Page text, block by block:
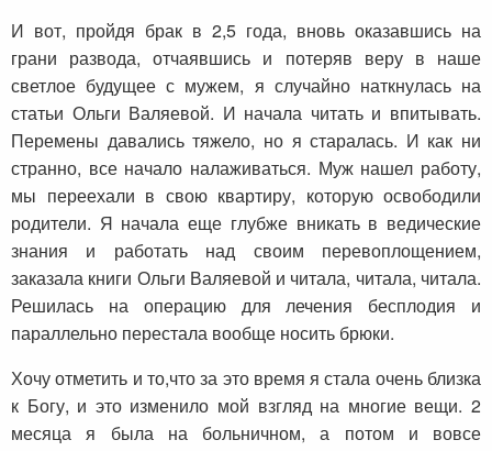
И вот, пройдя брак в 2,5 года, вновь оказавшись на
грани развода, отчаявшись и потеряв веру в наше
светлое будущее с мужем, я случайно наткнулась на
статьи Ольги Валяевой. И начала читать и впитывать.
Перемены давались тяжело, но я старалась. И как ни
странно, все начало налаживаться. Муж нашел работу,
мы переехали в свою квартиру, которую освободили
родители. Я начала еще глубже вникать в ведические
знания и работать над своим перевоплощением,
заказала книги Ольги Валяевой и читала, читала, читала.
Решилась на операцию для лечения бесплодия и
параллельно перестала вообще носить брюки.
Хочу отметить и то,что за это время я стала очень близка
к Богу, и это изменило мой взгляд на многие вещи. 2
месяца я была на больничном, а потом и вовсе